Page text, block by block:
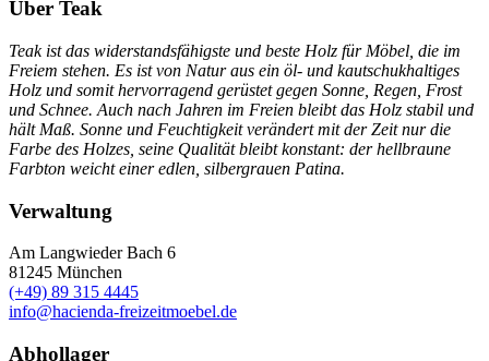
Über Teak
Teak ist das widerstandsfähigste und beste Holz für Möbel, die im
Freiem stehen. Es ist von Natur aus ein öl- und kautschukhaltiges
Holz und somit hervorragend gerüstet gegen Sonne, Regen, Frost
und Schnee. Auch nach Jahren im Freien bleibt das Holz stabil und
hält Maß. Sonne und Feuchtigkeit verändert mit der Zeit nur die
Farbe des Holzes, seine Qualität bleibt konstant: der hellbraune
Farbton weicht einer edlen, silbergrauen Patina.
Verwaltung
Am Langwieder Bach 6
81245 München
(+49) 89 315 4445
info@hacienda-freizeitmoebel.de
Abhollager